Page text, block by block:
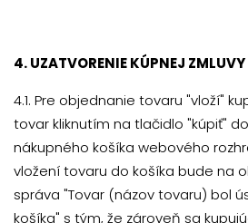
4. UZATVORENIE KÚPNEJ ZMLUVY
4.1. Pre objednanie tovaru "vloží"
tovar kliknutím na tlačidlo "kúpiť"
nákupného košíka webového
vložení tovaru do košíka bude na
správa "Tovar (názov tovaru) bol
košíka" s tým, že zároveň sa